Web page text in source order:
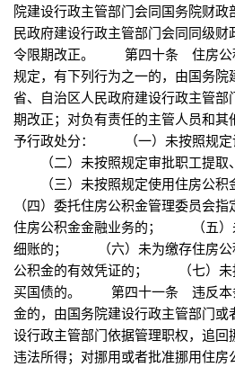
院建设行政主管部门会同国务院财政
民政府建设行政主管部门会同同级
令限期改正。 第四十条 住房公
规定，有下列行为之一的，由国务院
省、自治区人民政府建设行政主管部
期改正；对负有责任的主管人员和
予行政处分： （一）未按照规定
（二）未按照规定审批职工提取
（三）未按照规定使用住房公
（四）委托住房公积金管理委员会
住房公积金金融业务的； （五）
细账的； （六）未为缴存住房公
公积金的有效凭证的； （七）未
买国债的。 第四十一条 违反本
金的，由国务院建设行政主管部门
设行政主管部门依据管理职权，追
违法所得；对挪用或者批准挪用住房